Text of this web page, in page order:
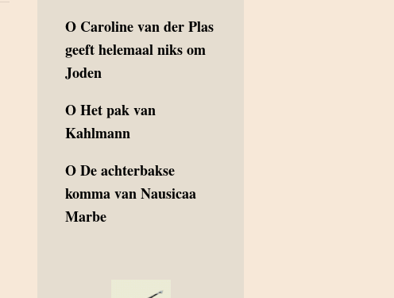
O Caroline van der Plas
geeft helemaal niks om
Joden
OHet pak van
Kahlmann
ODe achterbakse
komma van Nausicaa
Marbe